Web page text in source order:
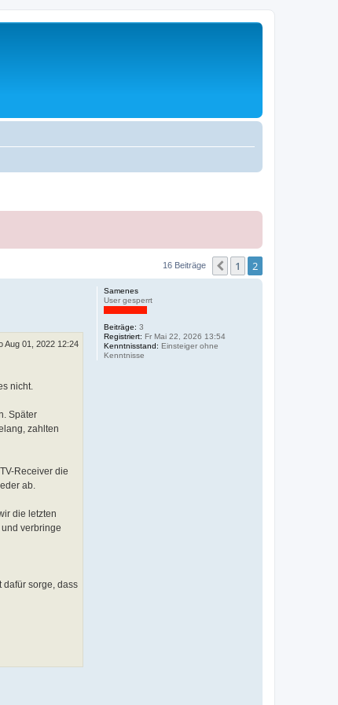
16 Beiträge Vorherige
1 2
Samenes
User gesperrt
Beiträge: 3
Registriert: Fr Mai 22, 2026 13:54
Kenntnisstand: Einsteiger ohne
Kenntnisse
Aug 01, 2022 12:24
nicht.
Später
zahlten
Receiver die
ab.
die letzten
verbringe
dafür sorge, dass